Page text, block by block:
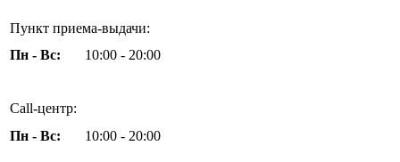
Пункт приема-выдачи:
Пн - Вс:
10:00 - 20:00
Call-центр:
Пн - Вс:
10:00 - 20:00